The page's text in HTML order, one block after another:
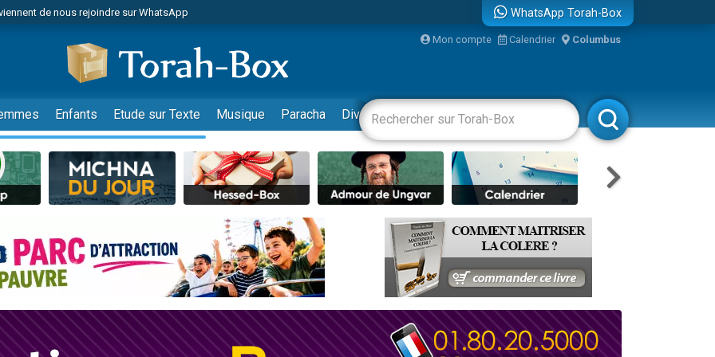
de nous rejoindre sur WhatsApp
donner son Maasser
viennent de faire un don pour 5 jours de vacances aux Orphelins
viennent de faire un don pour Diane, 80 ans, dans un appartement insalubre
viennent de demander une bénédiction
de nous rejoindre sur WhatsApp
viennent de faire un don pour Sauvez la jambe de Yohan
places pour étudier en groupe sur Zoom
de nous rejoindre sur WhatsApp
de nous rejoindre sur WhatsApp
de nous rejoindre sur WhatsApp
musiques dans Torah-Box Music
viennent de faire un don pour Tsédaka : pauvres d'Israel
WhatsApp Torah-Box
Mon compte Calendrier Columbus
Enfants Etude sur Texte Musique Paracha Divertissements Livres Rabbanim